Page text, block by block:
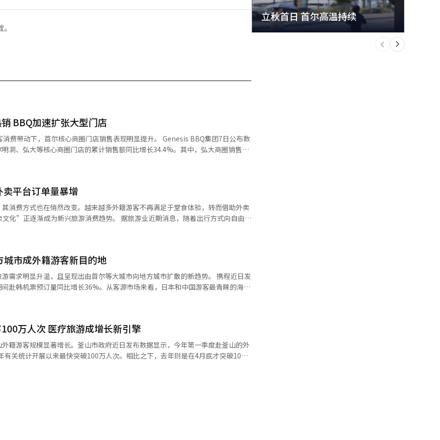
BBQ加速扩张大型门店
首尔核心商圈门店销售表现明显提升。 Genesis BBQ集团7日公布数
洞、弘大等核心商圈门店的累计销售额同比增长34.4%。其中，弘大商圈销售额
糕、芝士球、薯条等配餐类产品点单占比同步提升。 韩国农林畜产食品部
外韩餐消费者调查》显示，韩式炸鸡在“最受欢迎韩餐”评选中位列第一，进一步
引外籍游客消费，公司正持续扩
国湖南省长沙市开设当地首家门店，并持续扩大海外业务版图。 BBQ弘大店
平台订单量暴增
消费方式也在悄然改变。越来越多外籍游客不再满足于堂食体验，转而借助外卖
旅游消费趋势。 据旅游业近期消息，随着出行方式向自由
功能，上线英语、中文、日语等多语种服务。 与此同时，金融科技企业
推出了非接触式配送服务“Order Place”；外国人预付卡“WOWPASS”的运营
服务，支持游客通过手机应用直接订餐。 业内人士表示，随着
人士表示，随着多语种服务日趋完善、外卖品类不
象演变为长期趋势，并成为韩国旅游消费版图中不可忽视的重要组成部分。
市成外籍游客新目的地
明显升温，且呈现出由首尔等大城市向地方城市扩散的新趋势。 携程近日发
赴韩机票预订量同比增长36%。从客源市场来看，日本和中国游客最青睐的海外
尔、釜山和
表现更为亮眼。数据显示，浦项（180%）、大邱（167%）、西归浦（151%）
区域旅游需求的快速释放。 韩国国内游客的出行同样呈现“下
、保宁、统营等地方城市访客量明显攀升，其中浦项因颇受外籍游客青睐，已成
万人次 医疗旅游成增长新引擎
籍游客规模显著增长。釜山市政府近日发布数据显示，今年第一季度赴釜山的外
有关统计开展以来最快突破100万人次。相比之下，去年则是在4月底才突破100
立秋首日 首尔高温持续
下
一
个